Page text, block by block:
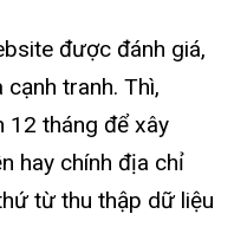
được đánh giá,
tranh. Thì,
12 tháng để xây
hay chính địa chỉ
từ thu thập dữ liệu